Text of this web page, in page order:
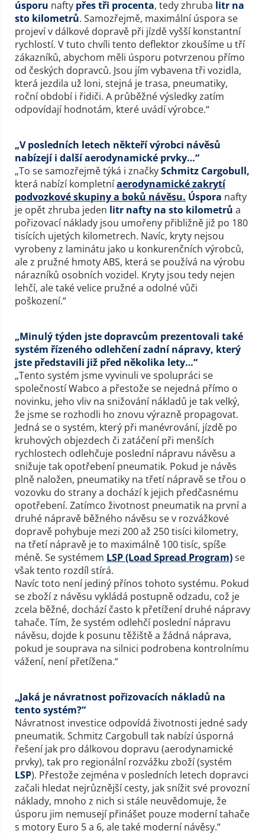
úsporu nafty přes tři procenta, tedy zhruba litr na
sto kilometrů. Samozřejmě, maximální úspora se
projeví v dálkové dopravě při jízdě vyšší konstantní
rychlostí. V tuto chvíli tento deflektor zkoušíme u tří
zákazníků, abychom měli úsporu potvrzenou přímo
od českých dopravců. Jsou jím vybavena tři vozidla,
která jezdila už loni, stejná je trasa, pneumatiky,
roční období i řidiči. A průběžné výsledky zatím
odpovídají hodnotám, které uvádí výrobce.“
„V posledních letech někteří výrobci návěsů
nabízejí i další aerodynamické prvky…“
„To se samozřejmě týká i značkySchmitz Cargobull,
která nabízí kompletníaerodynamické zakrytí
podvozkové skupiny a boků návěsu. Úspora nafty
je opět zhruba jeden litr nafty na sto kilometrů a
pořizovací náklady jsou umořeny přibližně již po 180
tisících ujetých kilometrech. Navíc, kryty nejsou
vyrobeny z laminátu jako u konkurenčních výrobců,
ale z pružné hmoty ABS, která se používá na výrobu
nárazníků osobních vozidel. Kryty jsou tedy nejen
lehčí, ale také velice pružné a odolné vůči
poškození.“
„Minulý týden jste dopravcům prezentovali také
systém řízeného odlehčení zadní nápravy, který
jste představili již před několika lety…“
„Tento systém jsme vyvinuli ve spolupráci se
společností Wabco a přestože se nejedná přímo o
novinku, jeho vliv na snižování nákladů je tak velký,
že jsme se rozhodli ho znovu výrazně propagovat.
Jedná se o systém, který při manévrování, jízdě po
kruhových objezdech či zatáčení při menších
rychlostech odlehčuje poslední nápravu návěsu a
snižuje tak opotřebení pneumatik. Pokud je návěs
plně naložen, pneumatiky na třetí nápravě se třou o
vozovku do strany a dochází k jejich předčasnému
opotřebení. Zatímco životnost pneumatik na první a
druhé nápravě běžného návěsu se v rozvážkové
dopravě pohybuje mezi 200 až 250 tisíci kilometry,
na třetí nápravě je to maximálně 100 tisíc, spíše
méně. Se systémem LSP (Load Spread Program)se
však tento rozdíl stírá.
Navíc toto není jediný přínos tohoto systému. Pokud
se zboží z návěsu vykládá postupně odzadu, což je
zcela běžné, dochází často k přetížení druhé nápravy
tahače. Tím, že systém odlehčí poslední nápravu
návěsu, dojde k posunu těžiště a žádná náprava,
pokud je souprava na silnici podrobena kontrolnímu
vážení, není přetížena.“
„Jaká je návratnost pořizovacích nákladů na
tento systém?“
Návratnost investice odpovídá životnosti jedné sady
pneumatik. Schmitz Cargobull tak nabízí úsporná
řešení jak pro dálkovou dopravu (aerodynamické
prvky), tak pro regionální rozvážku zboží (systém
LSP). Přestože zejména v posledních letech dopravci
začali hledat nejrůznější cesty, jak snížit své provozní
náklady, mnoho z nich si stále neuvědomuje, že
úsporu jim nemusejí přinášet pouze moderní tahače
s motory Euro 5 a 6, ale také moderní návěsy.“